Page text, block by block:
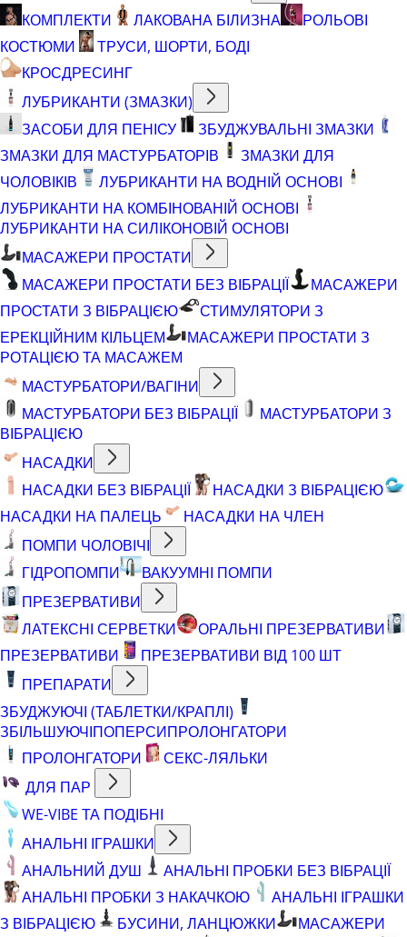
КОМПЛЕКТИ
ЛАКОВАНА БІЛИЗНА
РОЛЬОВІ
КОСТЮМИ
ТРУСИ, ШОРТИ, БОДІ
КРОСДРЕСИНГ
ЛУБРИКАНТИ (ЗМАЗКИ)
ЗАСОБИ ДЛЯ ПЕНІСУ
ЗБУДЖУВАЛЬНІ ЗМАЗКИ
ЗМАЗКИ ДЛЯ МАСТУРБАТОРІВ
ЗМАЗКИ ДЛЯ
ЧОЛОВІКІВ
ЛУБРИКАНТИ НА ВОДНІЙ ОСНОВІ
ЛУБРИКАНТИ НА КОМБІНОВАНІЙ ОСНОВІ
ЛУБРИКАНТИ НА СИЛІКОНОВІЙ ОСНОВІ
МАСАЖЕРИ ПРОСТАТИ
МАСАЖЕРИ ПРОСТАТИ БЕЗ ВІБРАЦІЇ
МАСАЖЕРИ
ПРОСТАТИ З ВІБРАЦІЄЮ
СТИМУЛЯТОРИ З
ЕРЕКЦІЙНИМ КІЛЬЦЕМ
МАСАЖЕРИ ПРОСТАТИ З
РОТАЦІЄЮ ТА МАСАЖЕМ
МАСТУРБАТОРИ/ВАГІНИ
МАСТУРБАТОРИ БЕЗ ВІБРАЦІЇ
МАСТУРБАТОРИ З
ВІБРАЦІЄЮ
НАСАДКИ
НАСАДКИ БЕЗ ВІБРАЦІЇ
НАСАДКИ З ВІБРАЦІЄЮ
НАСАДКИ НА ПАЛЕЦЬ
НАСАДКИ НА ЧЛЕН
ПОМПИ ЧОЛОВІЧІ
ГІДРОПОМПИ
ВАКУУМНІ ПОМПИ
ПРЕЗЕРВАТИВИ
ЛАТЕКСНІ СЕРВЕТКИ
ОРАЛЬНІ ПРЕЗЕРВАТИВИ
ПРЕЗЕРВАТИВИ
ПРЕЗЕРВАТИВИ ВІД 100 ШТ
ПРЕПАРАТИ
ЗБУДЖУЮЧІ (ТАБЛЕТКИ/КРАПЛІ)
ЗБІЛЬШУЮЧІПОПЕРСИПРОЛОНГАТОРИ
ПРОЛОНГАТОРИ
СЕКС-ЛЯЛЬКИ
ДЛЯ ПАР
WE-VIBE ТА ПОДІБНІ
АНАЛЬНІ ІГРАШКИ
АНАЛЬНИЙ ДУШ
АНАЛЬНІ ПРОБКИ БЕЗ ВІБРАЦІЇ
АНАЛЬНІ ПРОБКИ З НАКАЧКОЮ
АНАЛЬНІ ІГРАШКИ
З ВІБРАЦІЄЮ
БУСИНИ, ЛАНЦЮЖКИ
МАСАЖЕРИ